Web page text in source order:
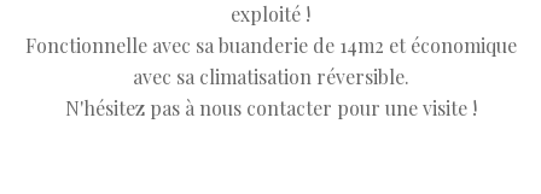
exploité !
Fonctionnelle avec sa buanderie de 14m2 et économique
avec sa climatisation réversible.
N'hésitez pas à nous contacter pour une visite !